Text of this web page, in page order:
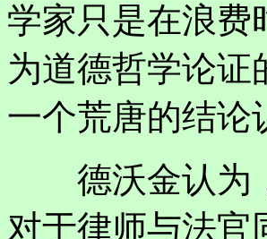
学家只是在浪费
为道德哲学论证
一个荒唐的结论
德沃金认为，
对于律师与法官